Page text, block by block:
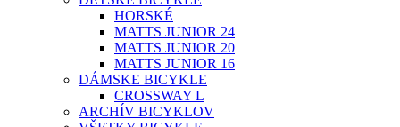
HORSKÉ
MATTS JUNIOR 24
MATTS JUNIOR 20
MATTS JUNIOR 16
DÁMSKE BICYKLE
CROSSWAY L
ARCHÍV BICYKLOV